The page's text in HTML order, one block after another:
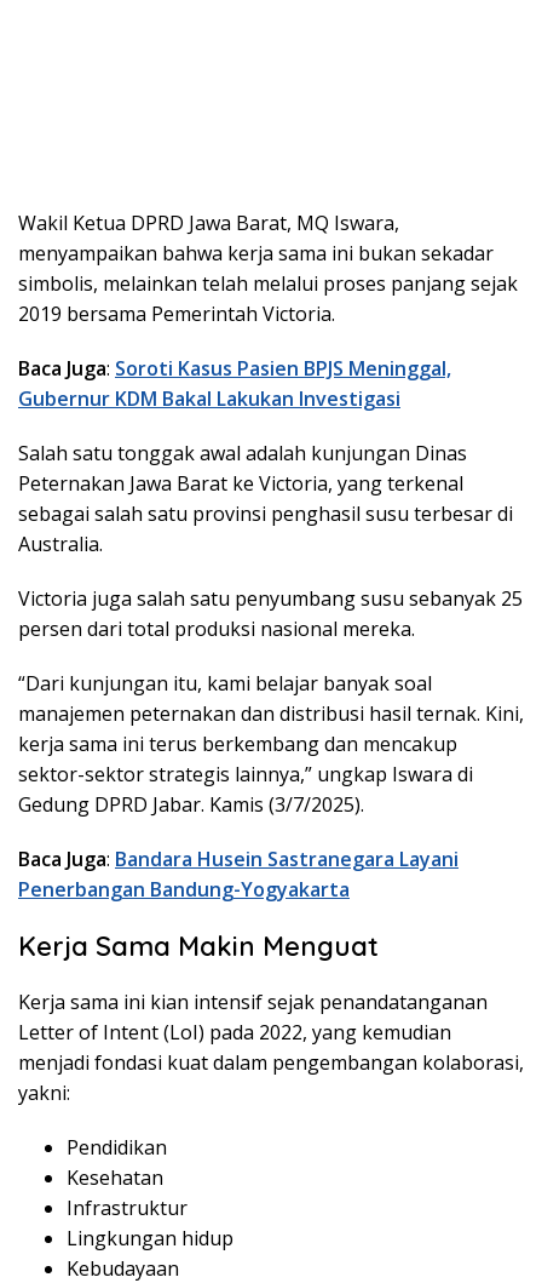
Wakil Ketua DPRD Jawa Barat, MQ Iswara,
menyampaikan bahwa kerja sama ini bukan sekadar
simbolis, melainkan telah melalui proses panjang sejak
2019 bersama Pemerintah Victoria.
Baca Juga: Soroti Kasus Pasien BPJS Meninggal,
Gubernur KDM Bakal Lakukan Investigasi
Salah satu tonggak awal adalah kunjungan Dinas
Peternakan Jawa Barat ke Victoria, yang terkenal
sebagai salah satu provinsi penghasil susu terbesar di
Australia.
Victoria juga salah satu penyumbang susu sebanyak 25
persen dari total produksi nasional mereka.
“Dari kunjungan itu, kami belajar banyak soal
manajemen peternakan dan distribusi hasil ternak. Kini,
kerja sama ini terus berkembang dan mencakup
sektor-sektor strategis lainnya,” ungkap Iswara di
Gedung DPRD Jabar. Kamis (3/7/2025).
Baca Juga: Bandara Husein Sastranegara Layani
Penerbangan Bandung-Yogyakarta
Kerja Sama Makin Menguat
Kerja sama ini kian intensif sejak penandatanganan
Letter of Intent (LoI) pada 2022, yang kemudian
menjadi fondasi kuat dalam pengembangan kolaborasi,
yakni:
Pendidikan
Kesehatan
Infrastruktur
Lingkungan hidup
Kebudayaan